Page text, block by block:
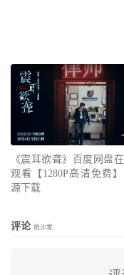
《震耳欲聋》百度网盘
观看【1280P高清免费
源下载
评论 抢沙发